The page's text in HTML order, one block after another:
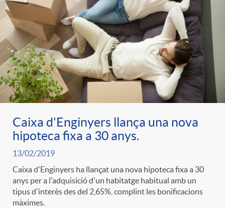
Caixa d'Enginyers llança una nova
hipoteca fixa a 30 anys.
13/02/2019
Caixa d'Enginyers ha llançat una nova hipoteca fixa a 30
anys per a l'adquisició d'un habitatge habitual amb un
tipus d'interès des del 2,65%, complint les bonificacions
màximes.